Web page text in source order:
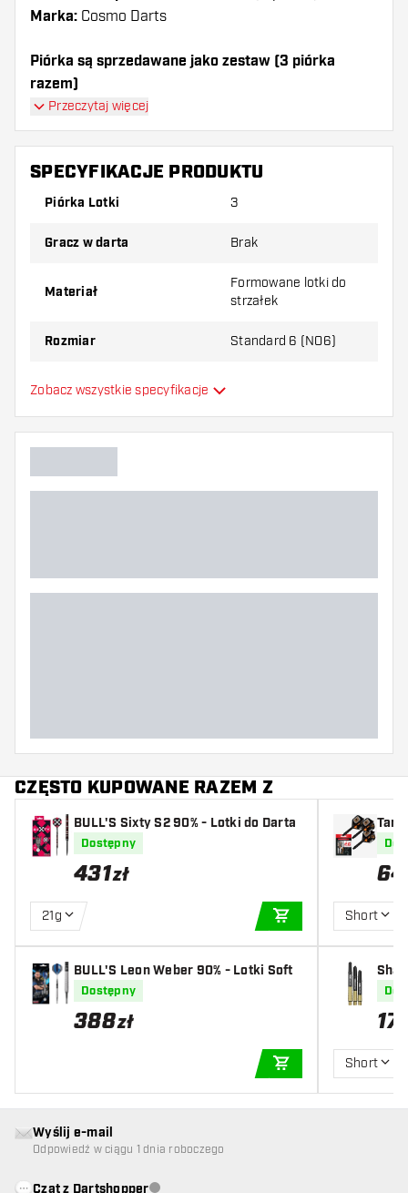
Marka: Cosmo Darts
Piórka są sprzedawane jako zestaw (3 piórka
razem)
Piórka Cosmo Darts - Fit Green Shape mają długą
żywotność. Te piórka mogą być używane tylko z
shafty Cosmo Fit.
Dartshopper tip!
Upewnij się, że masz pod ręką dużo piórek i
złamane w wyniku użytkowania.
piórek, aby dowiedzieć się, który wariant
Przeczytaj więcej
SPECYFIKACJE PRODUKTU
Piórka Lotki 3
Gracz w darta Brak
Materiał
Formowane lotki do
strzałek
Rozmiar Standard 6 (NO6)
Typ
Główny kolor
Zobacz wszystkie specyfikacje
CZĘSTO KUPOWANE RAZEM Z
BULL'S Sixty S2 90% - Lotki do Darta
Dostępny
431zł
21g
DODAJ DO
BULL'S Leon Weber 90% - Lotki Soft
Dostępny
388zł
DODAJ DO
a
64
Short
17
Short
Wyślij e-mail
Odpowiedź w ciągu 1 dnia roboczego
Czat z Dartshopper